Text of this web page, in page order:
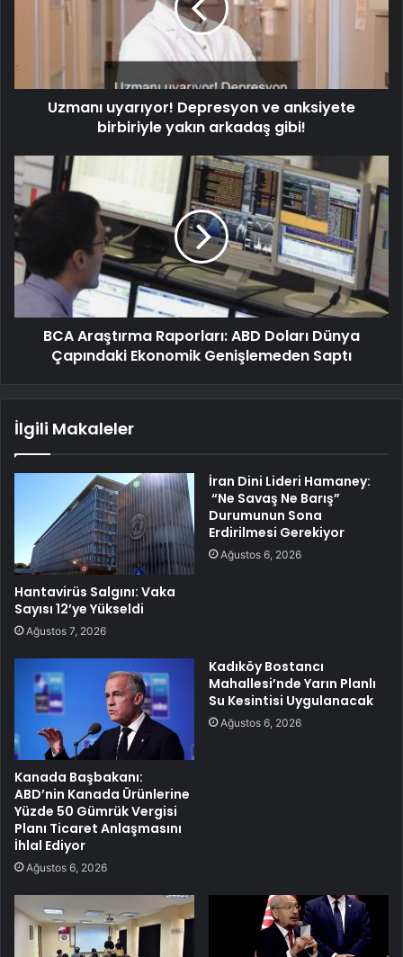
Uzmanı uyarıyor! Depresyon ve anksiyete
birbiriyle yakın arkadaş gibi!
BCA Araştırma Raporları: ABD Doları Dünya
Çapındaki Ekonomik Genişlemeden Saptı
İlgili Makaleler
Hantavirüs Salgını: Vaka
Sayısı 12’ye Yükseldi
Ağustos 7, 2026
İran Dini Lideri Hamaney:
“Ne Savaş Ne Barış”
Durumunun Sona
Erdirilmesi Gerekiyor
Ağustos 6, 2026
Kanada Başbakanı:
ABD’nin Kanada Ürünlerine
Yüzde 50 Gümrük Vergisi
Planı Ticaret Anlaşmasını
İhlal Ediyor
Ağustos 6, 2026
Kadıköy Bostancı
Mahallesi’nde Yarın Planlı
Su Kesintisi Uygulanacak
Ağustos 6, 2026